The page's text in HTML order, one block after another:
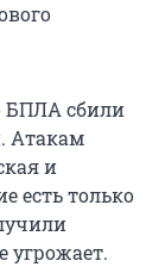
БПЛА сбили
Атакам
и
есть только
угрожает.